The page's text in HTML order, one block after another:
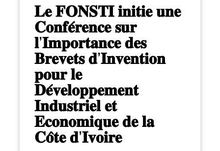
𝐋𝐞 𝐅𝐎𝐍𝐒𝐓𝐈 𝐢𝐧𝐢𝐭𝐢𝐞 𝐮𝐧𝐞
𝐂𝐨𝐧𝐟𝐞́𝐫𝐞𝐧𝐜𝐞 𝐬𝐮𝐫
𝐥’𝐈𝐦𝐩𝐨𝐫𝐭𝐚𝐧𝐜𝐞 𝐝𝐞𝐬
𝐁𝐫𝐞𝐯𝐞𝐭𝐬 𝐝’𝐈𝐧𝐯𝐞𝐧𝐭𝐢𝐨𝐧
𝐩𝐨𝐮𝐫 𝐥𝐞
𝐃𝐞́𝐯𝐞𝐥𝐨𝐩𝐩𝐞𝐦𝐞𝐧𝐭
𝐈𝐧𝐝𝐮𝐬𝐭𝐫𝐢𝐞𝐥 𝐞𝐭
𝐄𝐜𝐨𝐧𝐨𝐦𝐢𝐪𝐮𝐞 𝐝𝐞 𝐥𝐚
𝐂𝐨̂𝐭𝐞 𝐝’𝐈𝐯𝐨𝐢𝐫𝐞